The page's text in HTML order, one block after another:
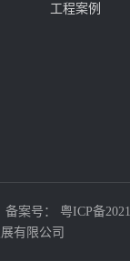
工程案例
案号： 粤ICP备
有限公司